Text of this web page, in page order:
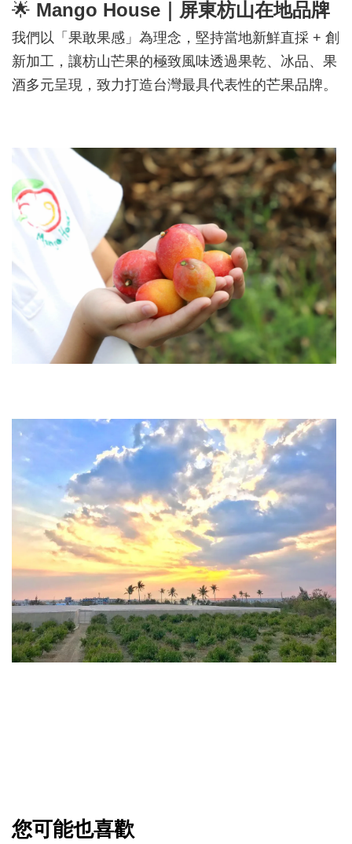
🌟 Mango House｜屏東枋山在地品牌
我們以「果敢果感」為理念，堅持當地新鮮直採 + 創
新加工，讓枋山芒果的極致風味透過果乾、冰品、果
酒多元呈現，致力打造台灣最具代表性的芒果品牌。
您可能也喜歡